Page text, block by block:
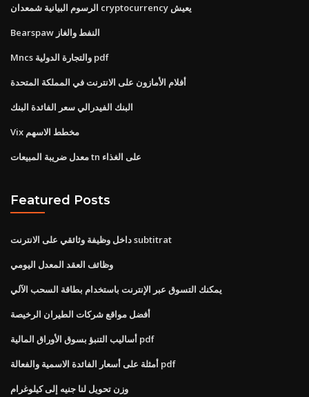
الرسوم البيانية شمعدان cryptocurrency يعيش
Bearspaw النفط والغاز
Mncs والتجارة الدولية pdf
أفلام الأمازون على الانترنت في المملكة المتحدة
البنك الفيدرالي سعر الفائدة البنك
Vix مخطط الاسهم
معدل ضريبة المبيعات tn على الغذاء
Featured Posts
داخل وظيفة وثائقي على الانترنت subtitrat
وظائف العقد المعدل اليومي
يمكنك التسوق عبر الإنترنت باستخدام بطاقة السحب الآلي
أفضل مواقع شركات الطيران الرخيصة
أساليب التنبؤ بسوق الأوراق المالية pdf
أمثلة على أسعار الفائدة الاسمية والفعالة pdf
وزن تحويل لنا جنيه إلى كيلوغرام